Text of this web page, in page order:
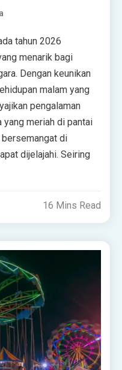
tahun 2026
menarik bagi
Dengan keunikan
malam yang
pengalaman
yang meriah di pantai
bersemangat di
dijelajahi. Seiring
16 Mins Read